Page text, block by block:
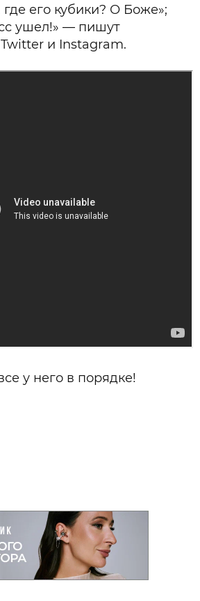
его кубики? О Боже»;
ушел!» — пишут
и Instagram.
у него в порядке!